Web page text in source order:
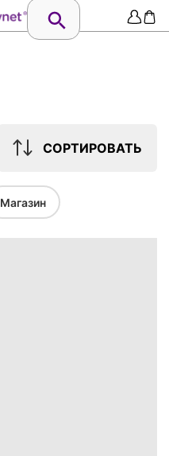
СОРТИРОВАТЬ
Магазин